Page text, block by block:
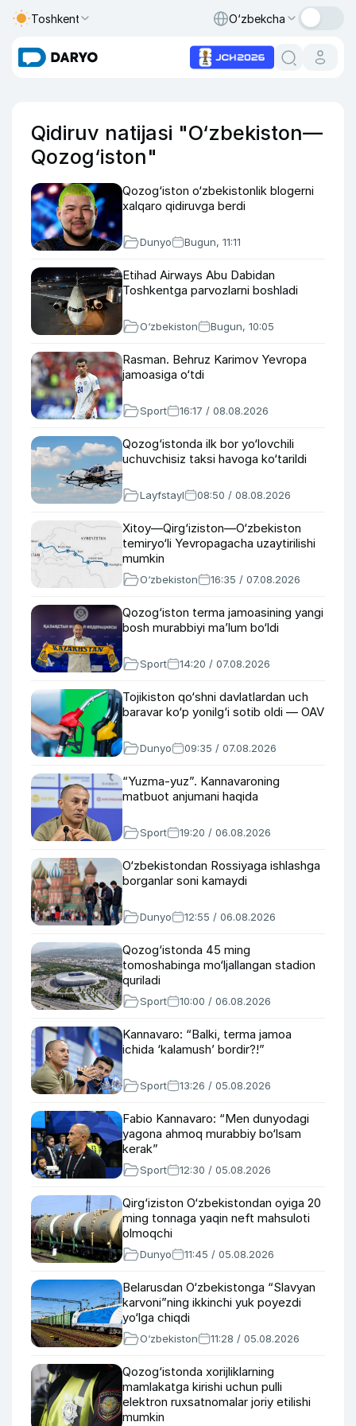
Toshkent O‘zbekcha
Qidiruv natijasi "O‘zbekiston—
Qozog‘iston"
Qozog‘iston o‘zbekistonlik blogerni
xalqaro qidiruvga berdi
Dunyo Bugun, 11:11
Etihad Airways Abu Dabidan
Toshkentga parvozlarni boshladi
O‘zbekiston Bugun, 10:05
Rasman. Behruz Karimov Yevropa
jamoasiga o‘tdi
Sport 16:17 / 08.08.2026
Qozog‘istonda ilk bor yo‘lovchili
uchuvchisiz taksi havoga ko‘tarildi
Layfstayl 08:50 / 08.08.2026
Xitoy—Qirg‘iziston—O‘zbekiston
temiryo‘li Yevropagacha uzaytirilishi
mumkin
O‘zbekiston 16:35 / 07.08.2026
Qozog‘iston terma jamoasining yangi
bosh murabbiyi ma’lum bo‘ldi
Sport 14:20 / 07.08.2026
Tojikiston qo‘shni davlatlardan uch
baravar ko‘p yonilg‘i sotib oldi — OAV
Dunyo 09:35 / 07.08.2026
“Yuzma-yuz”. Kannavaroning
matbuot anjumani haqida
Sport 19:20 / 06.08.2026
O‘zbekistondan Rossiyaga ishlashga
borganlar soni kamaydi
Dunyo 12:55 / 06.08.2026
Qozog‘istonda 45 ming
tomoshabinga mo‘ljallangan stadion
quriladi
Sport 10:00 / 06.08.2026
Kannavaro: “Balki, terma jamoa
ichida ‘kalamush’ bordir?!”
Sport 13:26 / 05.08.2026
Fabio Kannavaro: “Men dunyodagi
yagona ahmoq murabbiy bo‘lsam
kerak”
Sport 12:30 / 05.08.2026
Qirg‘iziston O‘zbekistondan oyiga 20
ming tonnaga yaqin neft mahsuloti
olmoqchi
Dunyo 11:45 / 05.08.2026
Belarusdan O‘zbekistonga “Slavyan
karvoni”ning ikkinchi yuk poyezdi
yo‘lga chiqdi
O‘zbekiston 11:28 / 05.08.2026
Qozog‘istonda xorijliklarning
mamlakatga kirishi uchun pulli
elektron ruxsatnomalar joriy etilishi
mumkin